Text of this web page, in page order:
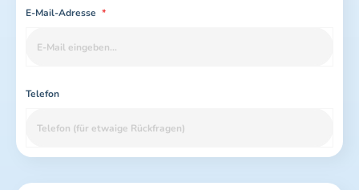
E-Mail-Adresse *
Telefon